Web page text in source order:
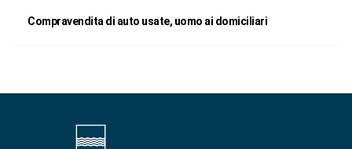
Compravendita di auto usate, uomo ai domiciliari